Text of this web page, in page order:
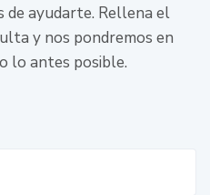
de ayudarte. Rellena el
y nos pondremos en
lo antes posible.